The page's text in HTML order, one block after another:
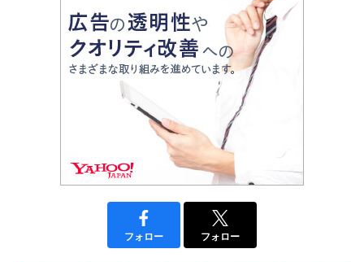
フォロー フォロー